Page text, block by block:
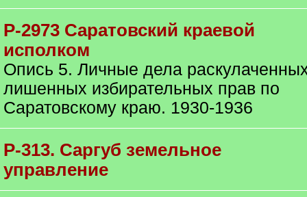
Р-2973 Саратовский краевой
исполком
Опись 5. Личные дела
лишенных избирательных прав по
Саратовскому краю. 1930-1936
Р-313. Саргуб земельное
управление